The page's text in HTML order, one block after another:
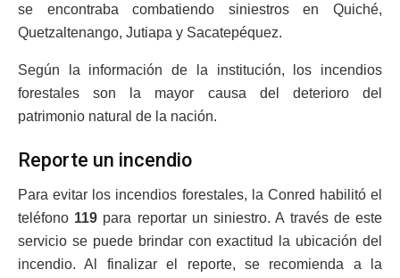
se encontraba combatiendo siniestros en Quiché,
Quetzaltenango, Jutiapa y Sacatepéquez.
Según la información de la institución, los incendios
forestales son la mayor causa del deterioro del
patrimonio natural de la nación.
Reporte un incendio
Para evitar los incendios forestales, la Conred habilitó el
teléfono 119 para reportar un siniestro. A través de este
servicio se puede brindar con exactitud la ubicación del
incendio. Al finalizar el reporte, se recomienda a la